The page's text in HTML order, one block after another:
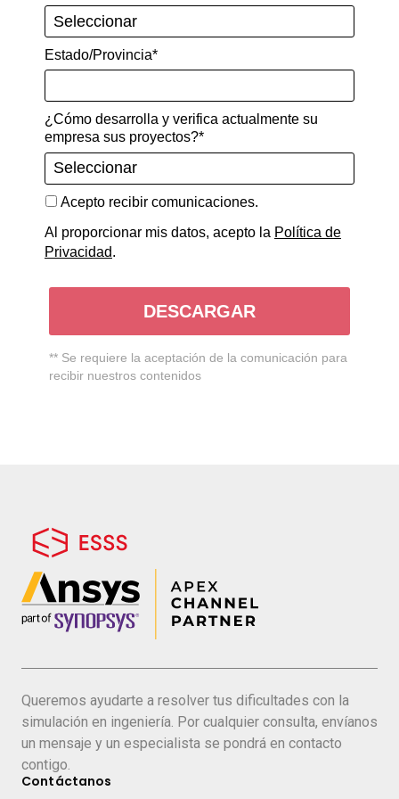
Evaluación de daños por vibración – Lloyd’s
Register
Sobrecalentamiento de quemadores – PTT
Group
COMPARTE ESTE CONTENIDO
Estado/Provincia*
¿Cómo desarrolla y verifica actualmente su
empresa sus proyectos?*
Acepto recibir comunicaciones.
Al proporcionar mis datos, acepto la Política de
Privacidad.
DESCARGAR
** Se requiere la aceptación de la comunicación para
recibir nuestros contenidos
Queremos ayudarte a resolver tus dificultades con la
simulación en ingeniería. Por cualquier consulta, envíanos
un mensaje y un especialista se pondrá en contacto
contigo.
Contáctanos